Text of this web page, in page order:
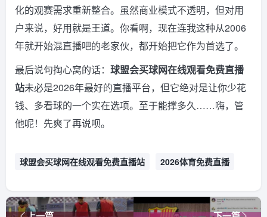
化的观赛需求重新整合。虽然商业模式不透明，但对用
户来说，好用就是王道。你看啊，现在连我这种从2006
年就开始混直播吧的老家伙，都开始把它作为首选了。
最后说句掏心窝的话： 球盟会买球网在线观看免费直播
站未必是2026年最好的直播平台，但它绝对是让你少花
钱、多看球的一个实在选项。至于能撑多久……嗨，管
他呢！先爽了再说呗。
球盟会买球网在线观看免费直播站 2026体育免费直播